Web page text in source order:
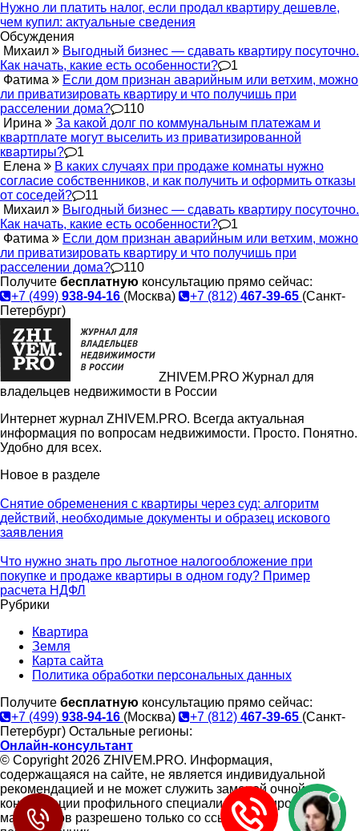
Нужно ли платить налог, если продал квартиру дешевле,
чем купил: актуальные сведения
Обсуждения
Михаил
Выгодный бизнес — сдавать квартиру посуточно.
Как начать, какие есть особенности?
1
Фатима
Если дом признан аварийным или ветхим, можно
ли приватизировать квартиру и что получишь при
расселении дома?
110
Ирина
За какой долг по коммунальным платежам и
квартплате могут выселить из приватизированной
квартиры?
1
Елена
В каких случаях при продаже комнаты нужно
согласие собственников, и как получить и оформить отказы
от соседей?
11
Михаил
Выгодный бизнес — сдавать квартиру посуточно.
Как начать, какие есть особенности?
1
Фатима
Если дом признан аварийным или ветхим, можно
ли приватизировать квартиру и что получишь при
расселении дома?
110
Получите бесплатную консультацию прямо сейчас:
+7 (499) 938-94-16 (Москва) +7 (812) 467-39-65 (Санкт-
Петербург)
ZHIVEM.PRO Журнал для
владельцев недвижимости в России
Интернет журнал ZHIVEM.PRO. Всегда актуальная
информация по вопросам недвижимости. Просто. Понятно.
Удобно для всех.
Новое в разделе
Снятие обременения с квартиры через суд: алгоритм
действий, необходимые документы и образец искового
заявления
Что нужно знать про льготное налогообложение при
покупке и продаже квартиры в одном году? Пример
расчета НДФЛ
Рубрики
Квартира
Земля
Карта сайта
Политика обработки персональных данных
Получите бесплатную консультацию прямо сейчас:
+7 (499) 938-94-16 (Москва) +7 (812) 467-39-65 (Санкт-
Петербург) Остальные регионы:
Онлайн-консультант
© Copyright 2026 ZHIVEM.PRO. Информация,
содержащаяся на сайте, не является индивидуальной
рекомендацией и не может служить заменой очной
консультации профильного специалиста. Копирование
материалов разрешено только со ссылкой на